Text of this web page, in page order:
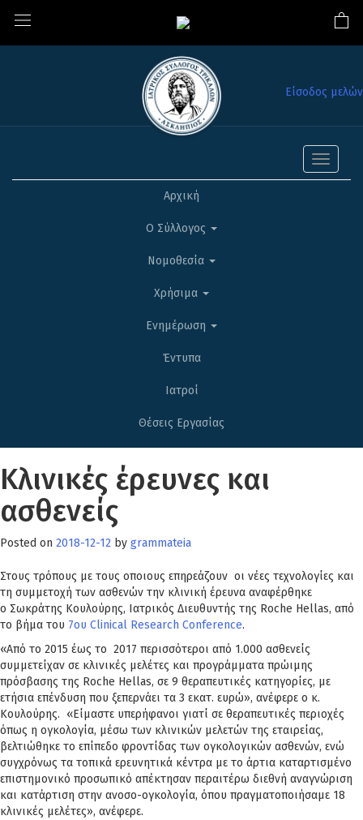
Είσοδος μελών
Toggle
Αρχική
Ο Σύλλογος
Νομοθεσία
Χρήσιμα
Ενημέρωση
Έντυπα
Ιατροί
Θέσεις Εργασίας
Κλινικές έρευνες και
ασθενείς
Posted on 2018-12-12 by grammateia
Στους τρόπους με τους οποιους επηρεάζουν οι νέες τεχνολογίες και
τη συμμετοχή των ασθενών την κλινική έρευνα αναφέρθηκε
ο Σωκράτης Κουλούρης, Ιατρικός Διευθυντής της Roche Hellas, από
το βήμα του 7ου Clinical Research Conference.
«Aπό το 2015 έως το 2017 περισσότεροι από 1.000 ασθενείς
συμμετείχαν σε κλινικές μελέτες και προγράμματα πρώιμης
πρόσβασης της Roche Hellas, σε 9 θεραπευτικές κατηγορίες, με
ετήσια επένδυση που ξεπερνάει τα 3 εκατ. ευρώ», ανέφερε ο κ.
Κουλούρης. «Είμαστε υπερήφανοι γιατί σε θεραπευτικές περιοχές
όπως η ογκολογία, μέσω των κλινικών μελετών της εταιρείας,
βελτιώθηκε το επίπεδο φροντίδας των ογκολογικών ασθενών, ενώ
συγχρόνως τα τοπικά ερευνητικά κέντρα με το άρτια καταρτισμένο
επιστημονικό προσωπικό απέκτησαν περαιτέρω διεθνή αναγνώριση
και κατάρτιση στην ανοσο-ογκολογία, όπου πραγματοποιήσαμε 18
κλινικές μελέτες», ανέφερε.